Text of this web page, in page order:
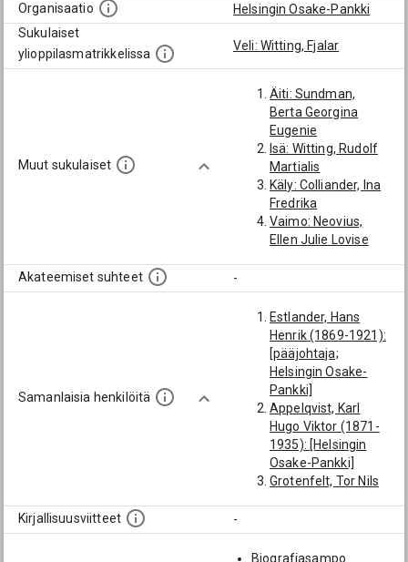
Organisaatio
Helsingin Osake-Pankki
Sukulaiset
ylioppilasmatrikkelissa
Veli: Witting, Fjalar
Muut sukulaiset
Äiti: Sundman,
Berta Georgina
Eugenie
Isä: Witting, Rudolf
Martialis
Käly: Colliander, Ina
Fredrika
Vaimo: Neovius,
Ellen Julie Lovise
Akateemiset suhteet -
Samanlaisia henkilöitä
Estlander, Hans
Henrik (1869-1921):
[pääjohtaja;
Helsingin Osake-
Pankki]
Appelqvist, Karl
Hugo Viktor (1871-
1935): [Helsingin
Osake-Pankki]
Grotenfelt, Tor Nils
Pankki]
Thurman, Johan
Kirjallisuusviitteet -
Biografiasampo